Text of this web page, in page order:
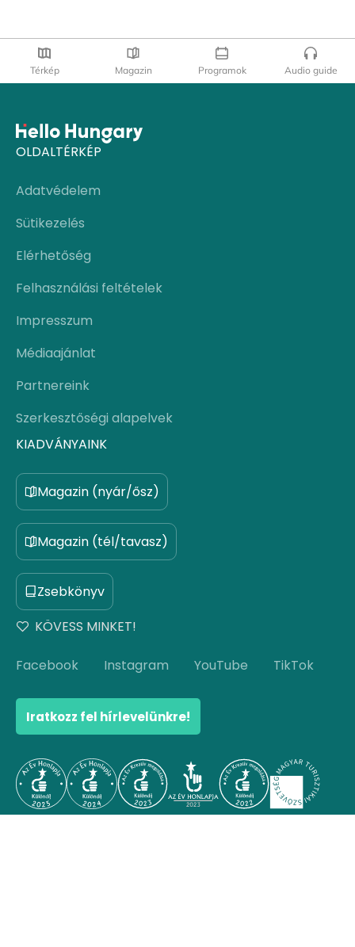
Térkép Magazin Programok Audio guide
OLDALTÉRKÉP
Adatvédelem
Sütikezelés
Elérhetőség
Felhasználási feltételek
Impresszum
Médiaajánlat
Partnereink
Szerkesztőségi alapelvek
KIADVÁNYAINK
Magazin (nyár/ősz)
Magazin (tél/tavasz)
Zsebkönyv
KÖVESS MINKET!
Facebook Instagram YouTube TikTok
Iratkozz fel hírlevelünkre!